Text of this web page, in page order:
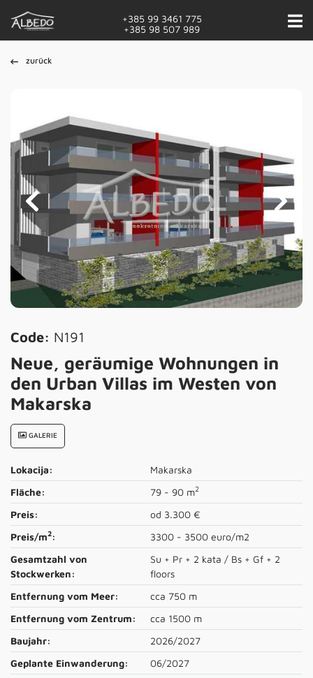
+385 99 3461 775
+385 98 507 989
zurück
Code: N191
Neue, geräumige Wohnungen in
den Urban Villas im Westen von
Makarska
GALERIE
Lokacija:
Makarska
Fläche:
79 - 90 m2
Preis:
od 3.300 €
Preis/m2:
3300 - 3500 euro/m2
Gesamtzahl von
Stockwerken:
Su + Pr + 2 kata / Bs + Gf + 2
floors
Entfernung vom Meer:
cca 750 m
Entfernung vom Zentrum:
cca 1500 m
Baujahr:
2026/2027
Geplante Einwanderung:
06/2027